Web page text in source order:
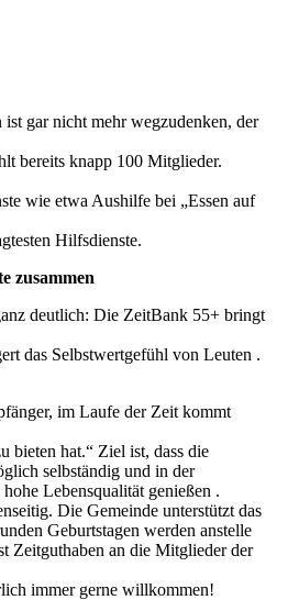
gar nicht mehr wegzudenken, der
bereits knapp 100 Mitglieder.
wie etwa Aushilfe bei „Essen auf
Hilfsdienste.
zusammen
deutlich: Die ZeitBank 55+ bringt
das Selbstwertgefühl von Leuten .
im Laufe der Zeit kommt
bieten hat.“ Ziel ist, dass die
selbständig und in der
Lebensqualität genießen .
Die Gemeinde unterstützt das
Geburtstagen werden anstelle
Zeitguthaben an die Mitglieder der
immer gerne willkommen!